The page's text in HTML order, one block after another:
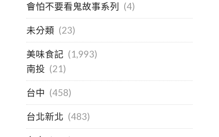
會怕不要看鬼故事系列 (4)
未分類 (23)
美味食記 (1,993)
南投 (21)
台中 (458)
台北新北 (483)